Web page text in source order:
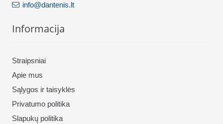
info@dantenis.lt
Informacija
Straipsniai
Apie mus
Sąlygos ir taisyklės
Privatumo politika
Slapukų politika